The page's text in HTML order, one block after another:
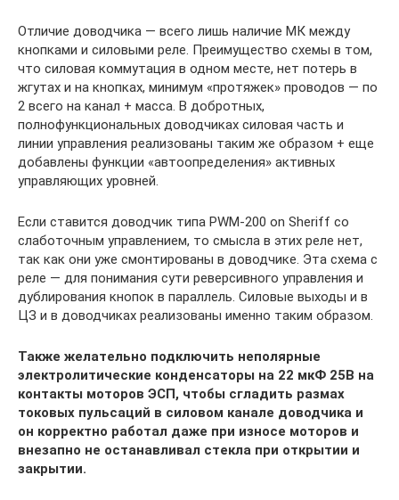
Отличие доводчика — всего лишь наличие МК между
кнопками и силовыми реле. Преимущество схемы в том,
что силовая коммутация в одном месте, нет потерь в
жгутах и на кнопках, минимум «протяжек» проводов — по
2 всего на канал + масса. В добротных,
полнофункциональных доводчиках силовая часть и
линии управления реализованы таким же образом + еще
добавлены функции «автоопределения» активных
управляющих уровней.
Если ставится доводчик типа PWM-200 on Sheriff со
слаботочным управлением, то смысла в этих реле нет,
так как они уже смонтированы в доводчике. Эта схема с
реле — для понимания сути реверсивного управления и
дублирования кнопок в параллель. Силовые выходы и в
ЦЗ и в доводчиках реализованы именно таким образом.
Также желательно подключить неполярные
электролитические конденсаторы на 22 мкФ 25В на
контакты моторов ЭСП, чтобы сгладить размах
токовых пульсаций в силовом канале доводчика и
он корректно работал даже при износе моторов и
внезапно не останавливал стекла при открытии и
закрытии.